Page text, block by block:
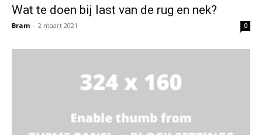
Wat te doen bij last van de rug en nek?
Bram - 2 maart 2021 0